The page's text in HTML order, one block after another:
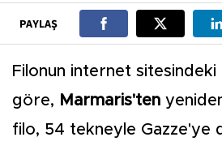
PAYLAŞ
Filonun internet
göre, Marmaris'ten
filo, 54 tekneyle Gazze'ye